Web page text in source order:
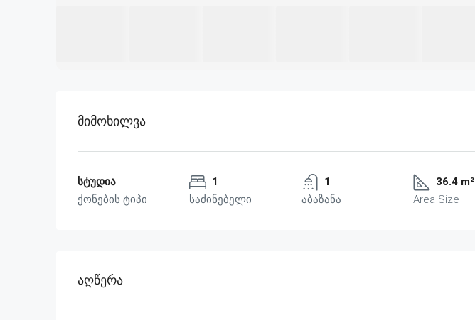
Მიმოხილვა
სტუდია
ქონების ტიპი
1
საძინებელი
1
აბაზანა
36.4 m²
Area Size
Აღწერა